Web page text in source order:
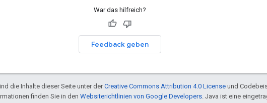
War das hilfreich?
Feedback geben
die Inhalte dieser Seite unter derCreative Commons Attribution 4.0 License und
finden Sie in den Websiterichtlinien von Google Developers . Java ist eine